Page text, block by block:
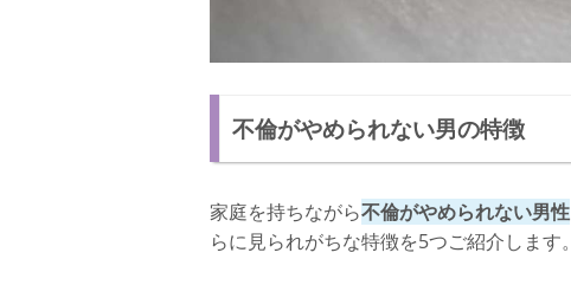
不倫がやめられない男の特徴
家庭を持ちながら不倫がやめられない男性
らに見られがちな特徴を5つご紹介します。